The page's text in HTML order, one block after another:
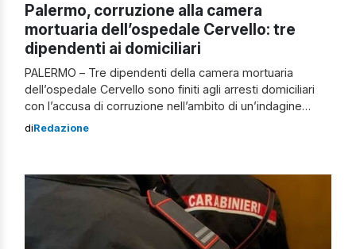
Palermo, corruzione alla camera
mortuaria dell’ospedale Cervello: tre
dipendenti ai domiciliari
PALERMO – Tre dipendenti della camera mortuaria
dell’ospedale Cervello sono finiti agli arresti domiciliari
con l’accusa di corruzione nell’ambito di un’indagine
condotta dalla sezione anticorruzione della Squadra
richiesta della Procura. Gli indagati sono accusati, a vario
titolo, di associazione […]
diRedazione